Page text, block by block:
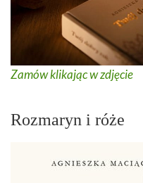
Zamów klikając w zdjęcie
Rozmaryn i róże